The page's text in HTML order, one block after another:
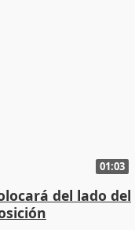
01:03
del lado del